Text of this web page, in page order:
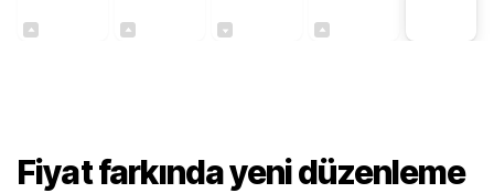
Fiyat farkında yeni düzenleme